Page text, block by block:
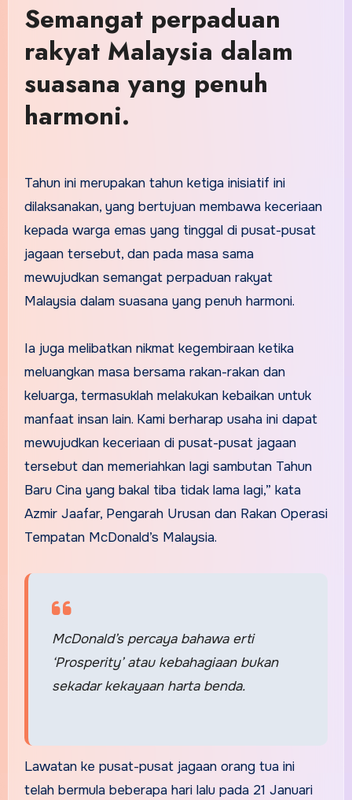
Semangat perpaduan
rakyat Malaysia dalam
suasana yang penuh
harmoni.
Tahun ini merupakan tahun ketiga inisiatif ini
dilaksanakan, yang bertujuan membawa keceriaan
kepada warga emas yang tinggal di pusat-pusat
jagaan tersebut, dan pada masa sama
mewujudkan semangat perpaduan rakyat
Malaysia dalam suasana yang penuh harmoni.
Ia juga melibatkan nikmat kegembiraan ketika
meluangkan masa bersama rakan-rakan dan
keluarga, termasuklah melakukan kebaikan untuk
manfaat insan lain. Kami berharap usaha ini dapat
mewujudkan keceriaan di pusat-pusat jagaan
tersebut dan memeriahkan lagi sambutan Tahun
Baru Cina yang bakal tiba tidak lama lagi,” kata
Azmir Jaafar, Pengarah Urusan dan Rakan Operasi
Tempatan McDonald’s Malaysia.
McDonald’s percaya bahawa erti
‘Prosperity’ atau kebahagiaan bukan
sekadar kekayaan harta benda.
Lawatan ke pusat-pusat jagaan orang tua ini
telah bermula beberapa hari lalu pada 21 Januari